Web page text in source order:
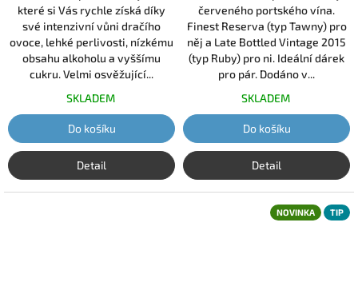
hvězdiček.
které si Vás rychle získá díky
své intenzivní vůni dračího
ovoce, lehké perlivosti, nízkému
obsahu alkoholu a vyššímu
cukru. Velmi osvěžující...
SKLADEM
Do košíku
Detail
červeného portského vína.
Finest Reserva (typ Tawny) pro
něj a Late Bottled Vintage 2015
(typ Ruby) pro ni. Ideální dárek
pro pár. Dodáno v...
SKLADEM
Do košíku
Detail
NOVINKA TIP